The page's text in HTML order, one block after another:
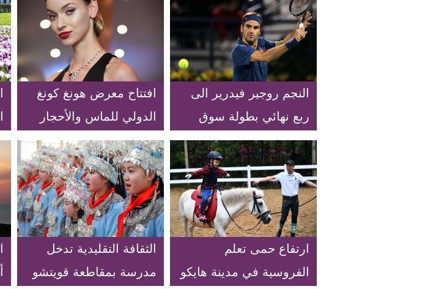
النجم روجير فيدرير الى
ربع نهائي بطولة سوق
دبي الحرة للتنس
افتتاح معرض هونغ كونغ
الدولي للماس والأحجار
الكريمة واللؤلؤ
ارتفاع حمى تعلم
الفروسية في مدينة هايكو
الثقافة التقليدية تدخل
مدرسة بمقاطعة قويتشو